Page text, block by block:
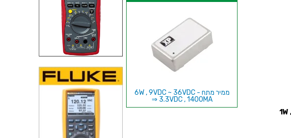
ממיר מתח - 6W , 9VDC ~ 36VDC
⇒ 3.3VDC , 1400MA